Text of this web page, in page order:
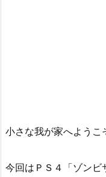
小さな我が家へようこ
今回はＰＳ４「ゾン